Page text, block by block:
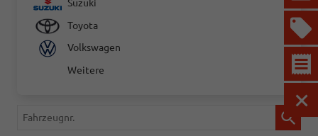
Suzuki
Toyota
Volkswagen
Weitere
Fahrzeugnr.